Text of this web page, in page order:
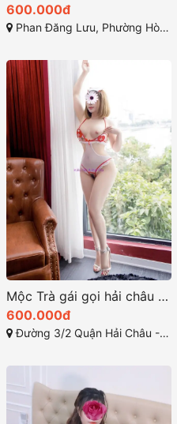
600.000đ
Phan Đăng Lưu, Phường Hòa Cường Nam, Quận Hải Châu, Thành phố Đà Nẵng
Mộc Trà gái gọi hải châu dâm và gợi tình
600.000đ
Đường 3/2 Quận Hải Châu - Đà Nẵng